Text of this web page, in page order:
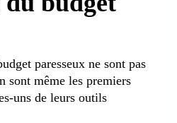
paresseux ne sont pas
sont même les premiers
uns de leurs outils